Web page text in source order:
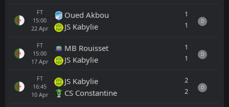
FT
15:00
22 Apr
Oued Akbou
JS Kabylie
1
1
D
FT
15:00
17 Apr
MB Rouisset
JS Kabylie
1
1
D
FT
16:45
10 Apr
JS Kabylie
CS Constantine
2
2
D